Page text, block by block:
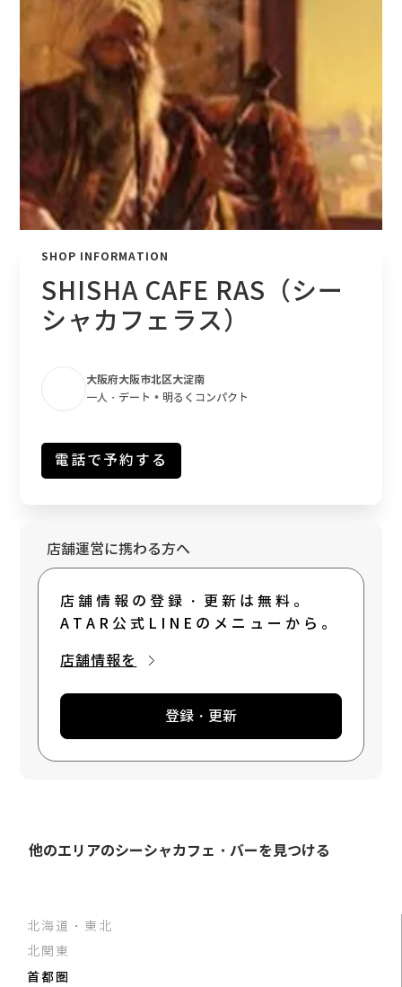
SHOP INFORMATION
SHISHA CAFE RAS（シー
シャカフェラス）
大阪府大阪市北区大淀南
一人・デート • 明るくコンパクト
電話で予約する
店舗運営に携わる方へ
店舗情報の登録・更新は無料。
ATAR公式LINEのメニューから。
店舗情報を
登録・更新
他のエリアのシーシャカフェ・バーを見つける
北海道・東北
北関東
首都圏